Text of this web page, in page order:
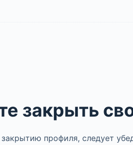
закрыть
профиля, следует